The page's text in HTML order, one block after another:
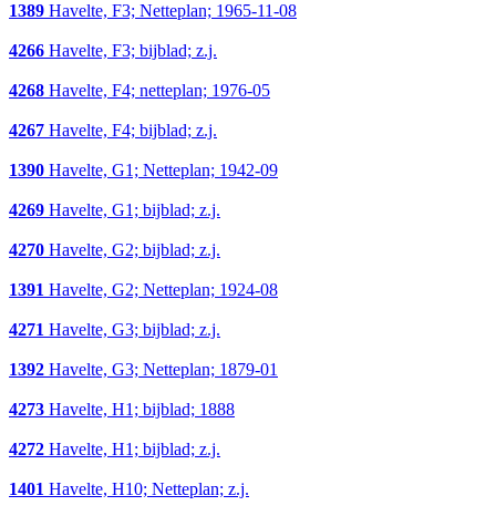
1389 Havelte, F3; Netteplan; 1965-11-08
4266 Havelte, F3; bijblad; z.j.
4268 Havelte, F4; netteplan; 1976-05
4267 Havelte, F4; bijblad; z.j.
1390 Havelte, G1; Netteplan; 1942-09
4269 Havelte, G1; bijblad; z.j.
4270 Havelte, G2; bijblad; z.j.
1391 Havelte, G2; Netteplan; 1924-08
4271 Havelte, G3; bijblad; z.j.
1392 Havelte, G3; Netteplan; 1879-01
4273 Havelte, H1; bijblad; 1888
4272 Havelte, H1; bijblad; z.j.
1401 Havelte, H10; Netteplan; z.j.